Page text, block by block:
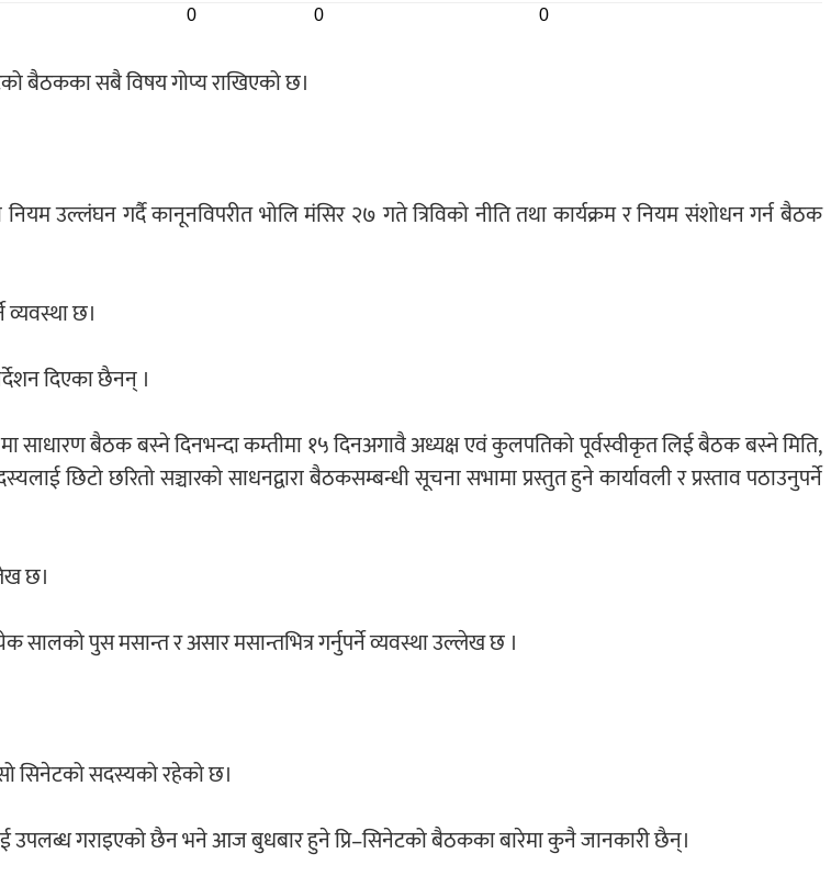
0
0
0
बैठकका सबै विषय गोप्य राखिएको छ।
उल्लंघन गर्दै कानूनविपरीत भोलि मंसिर २७ गते त्रिविको नीति तथा कार्यक्रम र नियम संशोधन गर्न बैठक
व्यवस्था छ।
दिएका छैनन् ।
साधारण बैठक बस्ने दिनभन्दा कम्तीमा १५ दिनअगावै अध्यक्ष एवं कुलपतिको पूर्वस्वीकृत लिई बैठक बस्ने मिति,
छिटो छरितो सञ्चारको साधनद्वारा बैठकसम्बन्धी सूचना सभामा प्रस्तुत हुने कार्यावली र प्रस्ताव पठाउनुपर्ने
छ।
पुस मसान्त र असार मसान्तभित्र गर्नुपर्ने व्यवस्था उल्लेख छ ।
सिनेटको सदस्यको रहेको छ।
उपलब्ध गराइएको छैन भने आज बुधबार हुने प्रि–सिनेटको बैठकका बारेमा कुनै जानकारी छैन्।